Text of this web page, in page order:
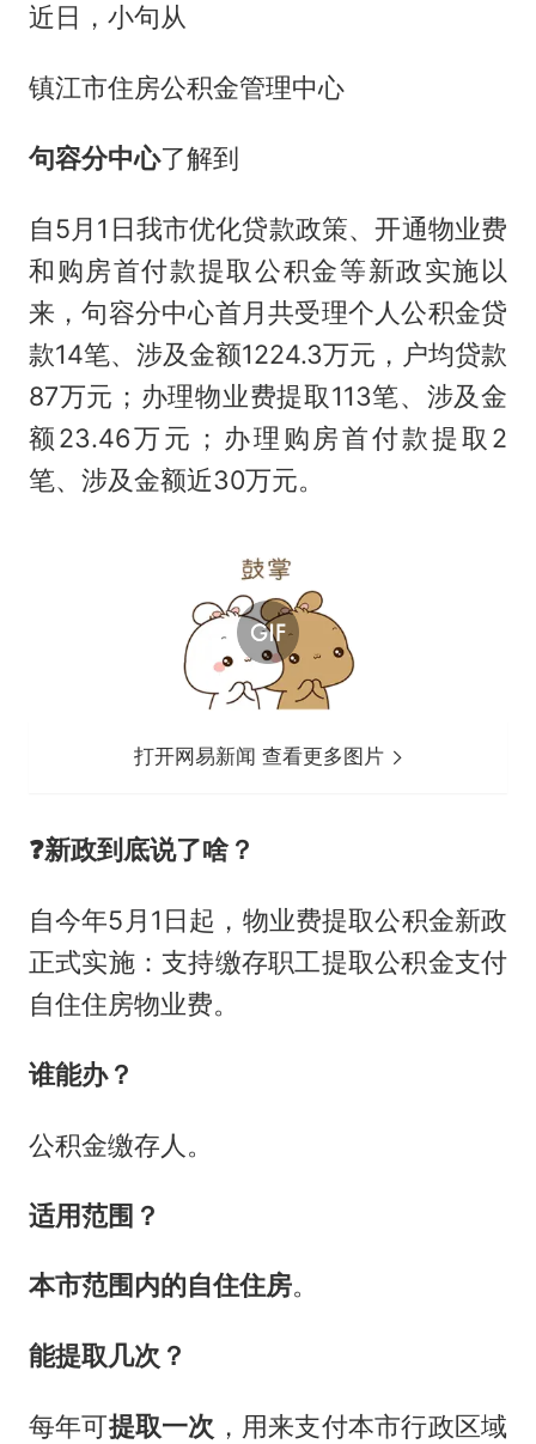
近日，小句从
镇江市住房公积金管理中心
句容分中心了解到
自5月1日我市优化贷款政策、开通物业费
和购房首付款提取公积金等新政实施以
来，句容分中心首月共受理个人公积金贷
款14笔、涉及金额1224.3万元，户均贷款
87万元；办理物业费提取113笔、涉及金
额23.46万元；办理购房首付款提取2
笔、涉及金额近30万元。
打开网易新闻 查看更多图片
❓️新政到底说了啥？
自今年5月1日起，物业费提取公积金新政
正式实施：支持缴存职工提取公积金支付
自住住房物业费。
谁能办？
公积金缴存人。
适用范围？
本市范围内的自住住房。
能提取几次？
每年可提取一次 ，用来支付本市行政区域